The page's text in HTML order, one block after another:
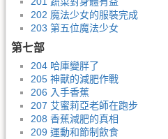
202 魔法少女的服裝完成
203 第五位魔法少女
第七部
204 哈庫變胖了
205 神獸的減肥作戰
206 入手香蕉
207 艾蜜莉亞老師在跑步
208 香蕉減肥的真相
209 運動和節制飲食